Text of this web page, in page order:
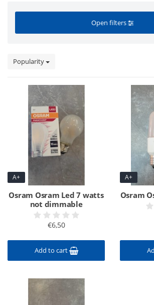
Open filters
Popularity
A+
Osram Osram Led 7 watts
not dimmable
€6,50
Add to cart
A+
Osram